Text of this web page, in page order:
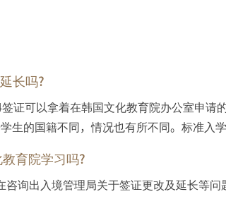
长吗?
证可以拿着在韩国文化教育院办公室申
生的国籍不同，情况也有所不同。标准
育院学习吗?
询出入境管理局关于签证更改及延长等问